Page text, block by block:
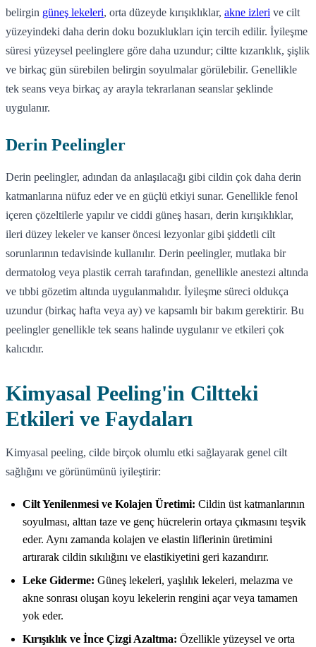
belirgin güneş lekeleri, orta düzeyde kırışıklıklar, akne izleri ve cilt
yüzeyindeki daha derin doku bozuklukları için tercih edilir. İyileşme
süresi yüzeysel peelinglere göre daha uzundur; ciltte kızarıklık, şişlik
ve birkaç gün sürebilen belirgin soyulmalar görülebilir. Genellikle
tek seans veya birkaç ay arayla tekrarlanan seanslar şeklinde
uygulanır.
Derin Peelingler
Derin peelingler, adından da anlaşılacağı gibi cildin çok daha derin
katmanlarına nüfuz eder ve en güçlü etkiyi sunar. Genellikle fenol
içeren çözeltilerle yapılır ve ciddi güneş hasarı, derin kırışıklıklar,
ileri düzey lekeler ve kanser öncesi lezyonlar gibi şiddetli cilt
sorunlarının tedavisinde kullanılır. Derin peelingler, mutlaka bir
dermatolog veya plastik cerrah tarafından, genellikle anestezi altında
ve tıbbi gözetim altında uygulanmalıdır. İyileşme süreci oldukça
uzundur (birkaç hafta veya ay) ve kapsamlı bir bakım gerektirir. Bu
peelingler genellikle tek seans halinde uygulanır ve etkileri çok
kalıcıdır.
Kimyasal Peeling'in Ciltteki
Etkileri ve Faydaları
Kimyasal peeling, cilde birçok olumlu etki sağlayarak genel cilt
sağlığını ve görünümünü iyileştirir:
Cilt Yenilenmesi ve Kolajen Üretimi: Cildin üst katmanlarının
soyulması, alttan taze ve genç hücrelerin ortaya çıkmasını teşvik
eder. Aynı zamanda kolajen ve elastin liflerinin üretimini
artırarak cildin sıkılığını ve elastikiyetini geri kazandırır.
Leke Giderme: Güneş lekeleri, yaşlılık lekeleri, melazma ve
akne sonrası oluşan koyu lekelerin rengini açar veya tamamen
yok eder.
Kırışıklık ve İnce Çizgi Azaltma: Özellikle yüzeysel ve orta